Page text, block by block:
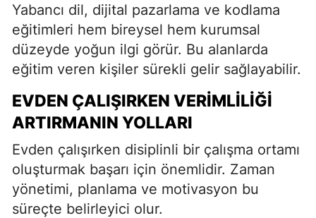
Yabancı dil, dijital pazarlama ve kodlama
eğitimleri hem bireysel hem kurumsal
düzeyde yoğun ilgi görür. Bu alanlarda
eğitim veren kişiler sürekli gelir sağlayabilir.
EVDEN ÇALIŞIRKEN VERIMLILIĞI
ARTIRMANIN YOLLARI
Evden çalışırken disiplinli bir çalışma ortamı
oluşturmak başarı için önemlidir. Zaman
yönetimi, planlama ve motivasyon bu
süreçte belirleyici olur.